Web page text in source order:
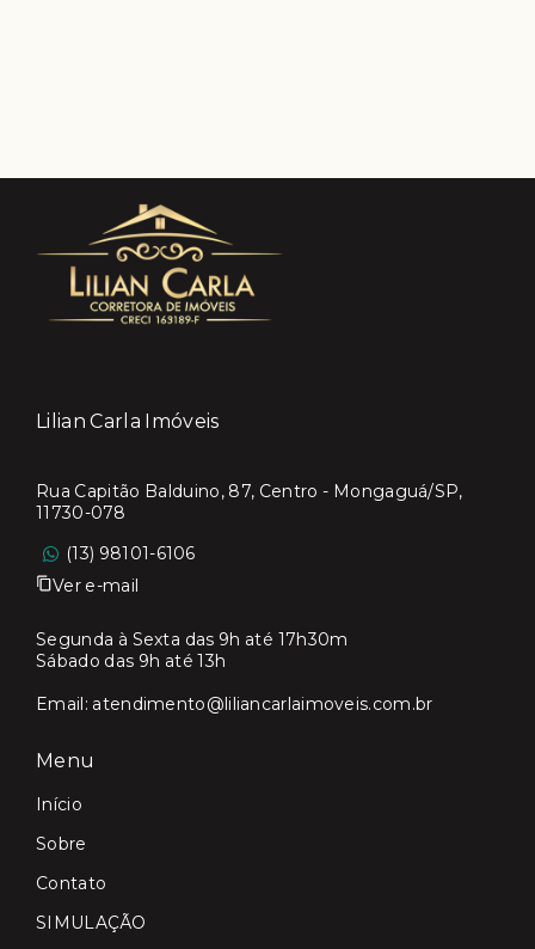
Lilian Carla Imóveis
Rua Capitão Balduino, 87, Centro - Mongaguá/SP,
11730-078
(13) 98101-6106
Ver e-mail
Segunda à Sexta das 9h até 17h30m
Sábado das 9h até 13h
Email: atendimento@liliancarlaimoveis.com.br
Menu
Início
Sobre
Contato
SIMULAÇÃO